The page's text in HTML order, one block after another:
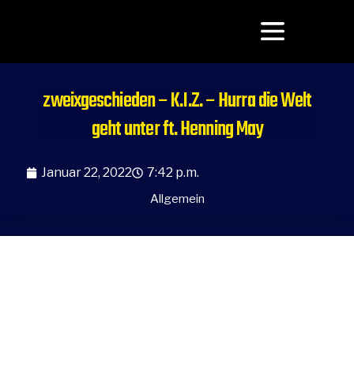
zweixgeschieden – K.I.Z. – Hurra die Welt
geht unter ft. Henning May
Januar 22, 2022 7:42 p.m.
Allgemein